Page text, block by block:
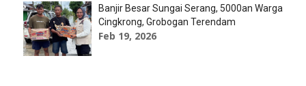
Banjir Besar Sungai Serang, 5000an Warga
Cingkrong, Grobogan Terendam
Feb 19, 2026